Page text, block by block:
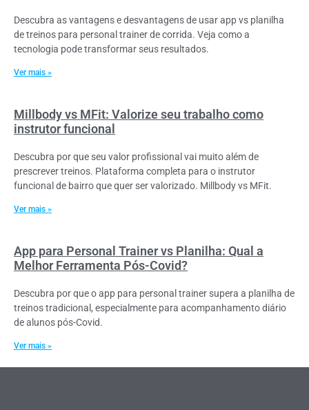
Descubra as vantagens e desvantagens de usar app vs planilha
de treinos para personal trainer de corrida. Veja como a
tecnologia pode transformar seus resultados.
Ver mais »
Millbody vs MFit: Valorize seu trabalho como
instrutor funcional
Descubra por que seu valor profissional vai muito além de
prescrever treinos. Plataforma completa para o instrutor
funcional de bairro que quer ser valorizado. Millbody vs MFit.
Ver mais »
App para Personal Trainer vs Planilha: Qual a
Melhor Ferramenta Pós-Covid?
Descubra por que o app para personal trainer supera a planilha de
treinos tradicional, especialmente para acompanhamento diário
de alunos pós-Covid.
Ver mais »